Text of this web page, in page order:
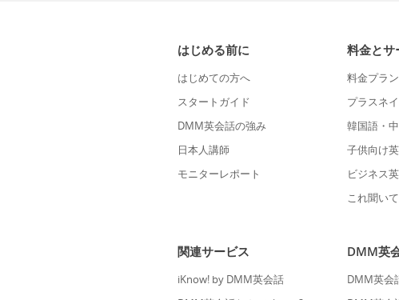
はじめる前に
はじめての方へ
スタートガイド
DMM英会話の強み
日本人講師
モニターレポート
料金とサ
料金プラン
プラスネ
韓国語・
子供向け
ビジネス
これ聞い
関連サービス
iKnow! by DMM英会話
DMM英
DMM英会